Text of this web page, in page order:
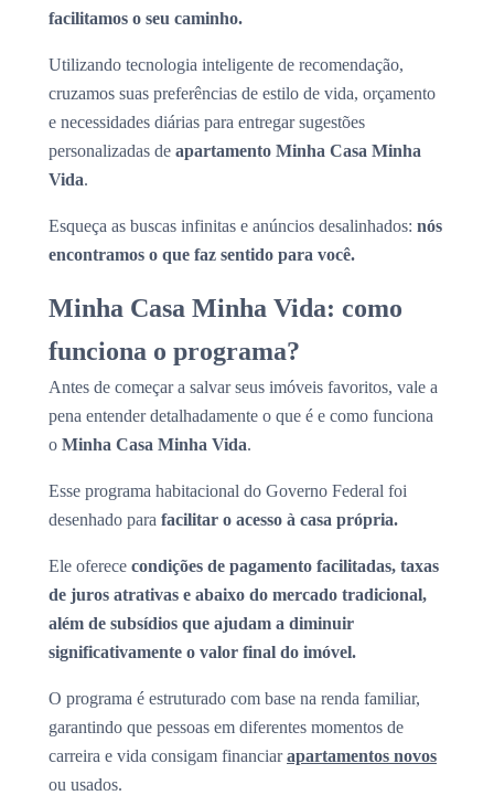
facilitamos o seu caminho.
Utilizando tecnologia inteligente de recomendação,
cruzamos suas preferências de estilo de vida, orçamento
e necessidades diárias para entregar sugestões
personalizadas de apartamento Minha Casa Minha
Vida.
Esqueça as buscas infinitas e anúncios desalinhados: nós
encontramos o que faz sentido para você.
Minha Casa Minha Vida: como
funciona o programa?
Antes de começar a salvar seus imóveis favoritos, vale a
pena entender detalhadamente o que é e como funciona
o Minha Casa Minha Vida.
Esse programa habitacional do Governo Federal foi
desenhado para facilitar o acesso à casa própria.
Ele oferece condições de pagamento facilitadas, taxas
de juros atrativas e abaixo do mercado tradicional,
além de subsídios que ajudam a diminuir
significativamente o valor final do imóvel.
O programa é estruturado com base na renda familiar,
garantindo que pessoas em diferentes momentos de
carreira e vida consigam financiarapartamentos novos
ou usados.